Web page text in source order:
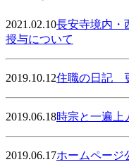
2021.02.10長安寺境内
授与について
2019.10.12住職の日記
2019.06.18時宗と一遍
2019.06.17ホームページ